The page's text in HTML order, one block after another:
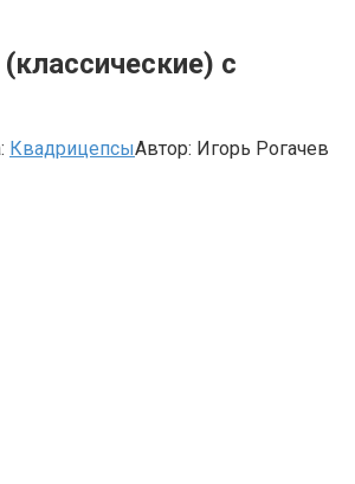
с
КвадрицепсыАвтор: Игорь Рогачев